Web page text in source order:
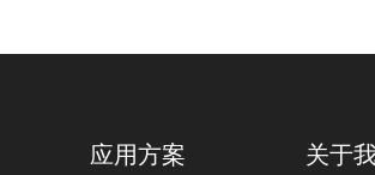
应用方案 关于